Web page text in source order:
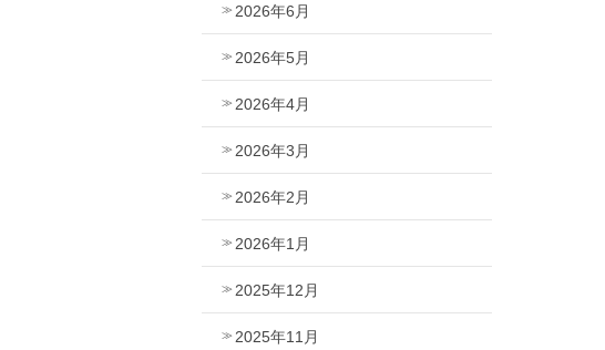
2026年6月
2026年5月
2026年4月
2026年3月
2026年2月
2026年1月
2025年12月
2025年11月